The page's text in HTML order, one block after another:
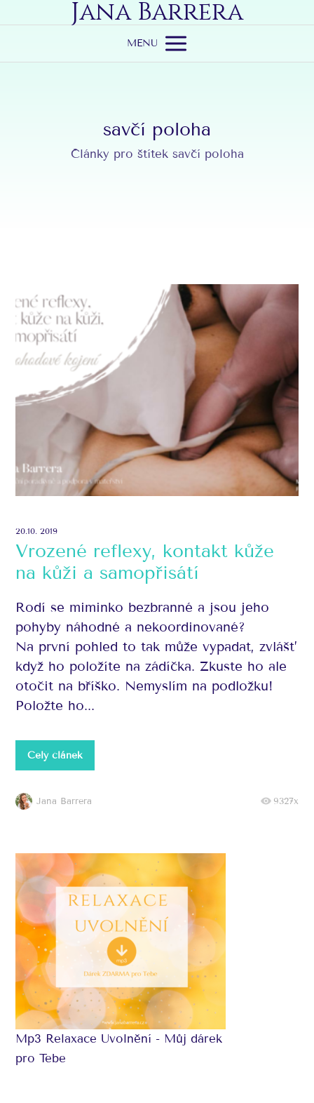
Jana Barrera
MENU
savčí poloha
Články pro štítek savčí poloha
20.10. 2019
Vrozené reflexy, kontakt kůže
na kůži a samopřisátí
Rodí se miminko bezbranné a jsou jeho
pohyby náhodné a nekoordinované?
Na první pohled to tak může vypadat, zvlášť
když ho položíte na zádíčka. Zkuste ho ale
otočit na bříško. Nemyslím na podložku!
Položte ho...
Celý článek
Jana Barrera 9327x
Mp3 Relaxace Uvolnění - Můj dárek
pro Tebe